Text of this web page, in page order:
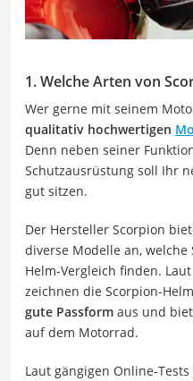
1. Welche Arten von
Wer gerne mit seinem
qualitativ hochwertigen
Denn neben seiner
Schutzausrüstung soll Ihr
gut sitzen.
Der Hersteller Scorpion
diverse Modelle an,
Helm-Vergleich finden.
zeichnen die Scorpion-
gute Passform aus und
auf dem Motorrad.
Laut gängigen Online-